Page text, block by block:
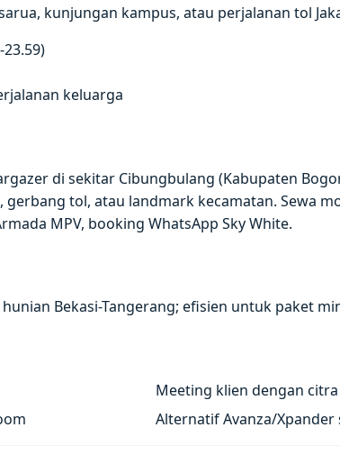
kunjungan kampus, atau perjalanan tol
keluarga
di sekitar Cibungbulang (Kabupaten
tol, atau landmark kecamatan. Sewa
MPV, booking WhatsApp Sky White.
Bekasi-Tangerang; efisien untuk paket
Meeting klien dengan
Alternatif Avanza/